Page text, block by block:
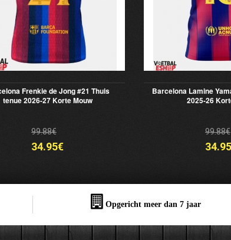
Frenkie de Jong #21 Thuis
tenue 2026-27 Korte Mouw
99.88€
34.95€
Barcelona Lamine
2025-26
99.88€
Opgericht meer dan 7 jaar